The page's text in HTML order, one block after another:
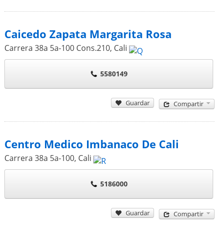
Caicedo Zapata Margarita Rosa
Carrera 38a 5a-100 Cons.210, Cali
5580149
Guardar Compartir
Centro Medico Imbanaco De Cali
Carrera 38a 5a-100, Cali
5186000
Guardar Compartir